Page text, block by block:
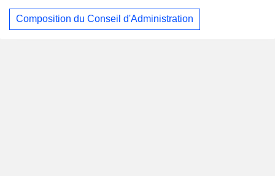
Composition du Conseil d'Administration